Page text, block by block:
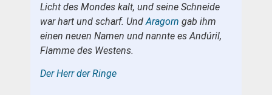
Licht des Mondes kalt, und seine Schneide
war hart und scharf. Und Aragorn gab ihm
einen neuen Namen und nannte es Andúril,
Flamme des Westens.
Der Herr der Ringe